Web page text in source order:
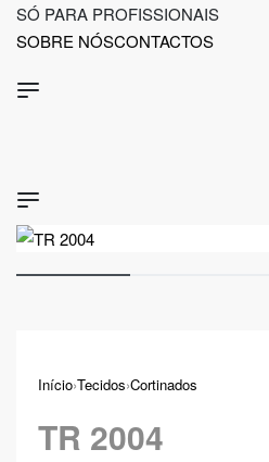
para
conteúdo
SÓ PARA PROFISSIONAIS
SOBRE NÓSCONTACTOS
Início›Tecidos›Cortinados
TR 2004